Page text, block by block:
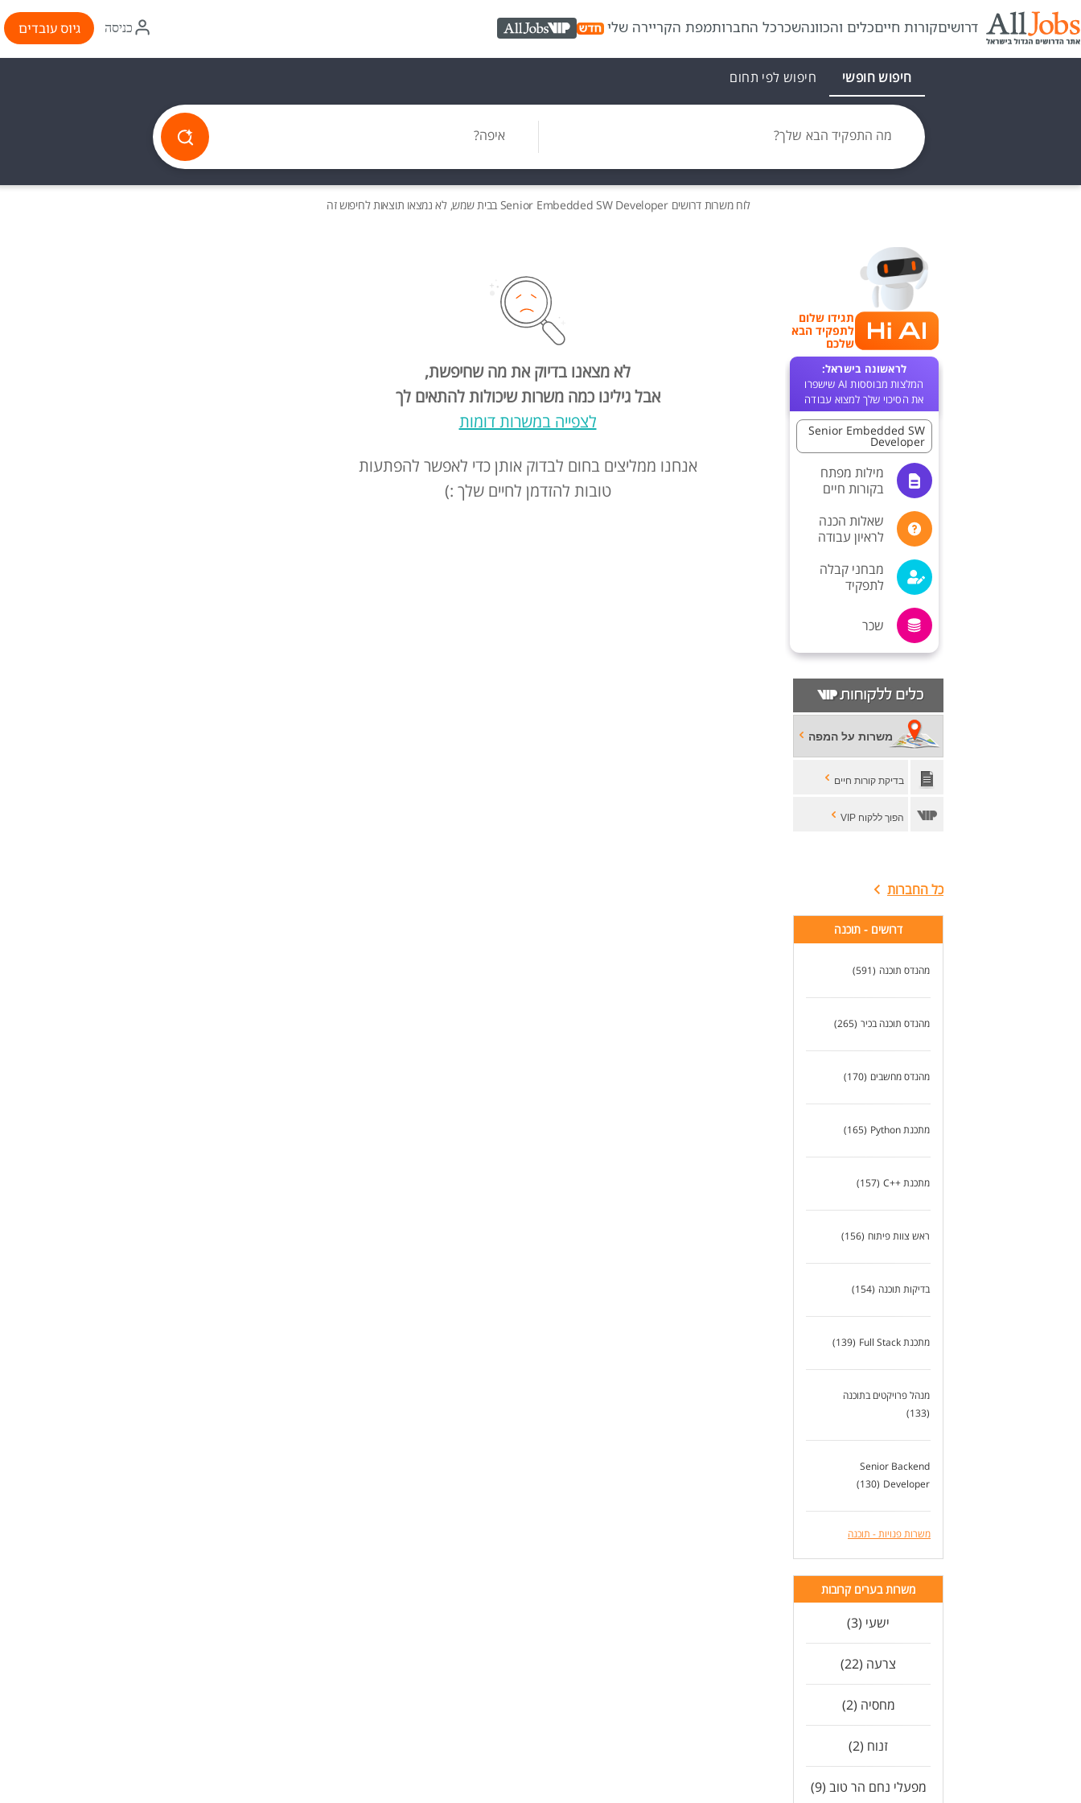
דרושיםקורות חייםכלים והכוונהשכרכל החברותמפת הקריירה שלי AllJobs VIP
איקון
התחברות
כניסה גיוס עובדים
חיפוש חופשי חיפוש לפי תחום
מה התפקיד הבא שלך? איפה?
לוח משרותדרושים Senior Embedded SW Developer בבית שמש, לא נמצאו תוצאות לחיפוש זה
תגידו שלום
לתפקיד הבא
שלכם
לראשונה בישראל:
המלצות מבוססות AI שישפרו
את הסיכוי שלך למצוא עבודה
Senior Embedded SW
Developer
מילות מפתח
בקורות חיים
שאלות הכנה
לראיון עבודה
מבחני קבלה
לתפקיד
שכר
משרות על המפה
בדיקת קורות חיים
הפוך ללקוח VIP
כל החברות
דרושים - תוכנה
מהנדס תוכנה (591)
מהנדס תוכנה בכיר (265)
מהנדס מחשבים (170)
מתכנת Python (165)
מתכנת ++C (157)
ראש צוות פיתוח (156)
בדיקות תוכנה (154)
מתכנת Full Stack (139)
מנהל פרויקטים בתוכנה
(133)
Senior Backend
Developer
(130)
משרות פנויות - תוכנה
משרות בערים קרובות
ישעי (3)
צרעה (22)
מחסיה (2)
זנוח (2)
מפעלי נחם הר טוב (9)
לא מצאנו בדיוק את מה שחיפשת,
אבל גילינו כמה משרות שיכולות להתאים לך
לצפייה במשרות דומות
אנחנו ממליצים בחום לבדוק אותן כדי לאפשר להפתעות
טובות להזדמן לחיים שלך :)